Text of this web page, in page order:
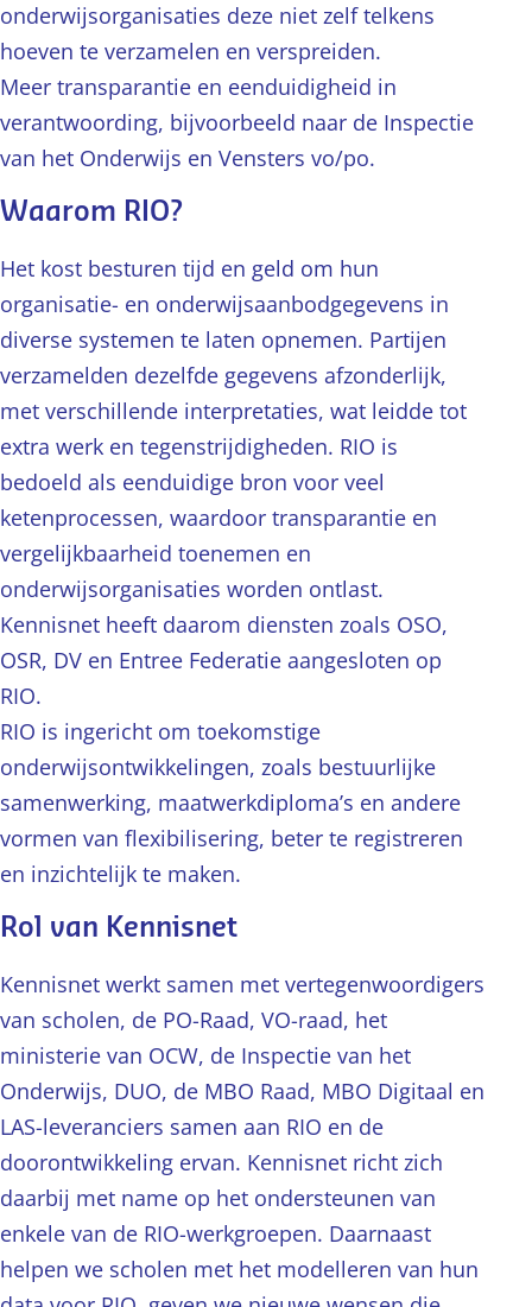
onderwijsorganisaties deze niet zelf telkens
hoeven te verzamelen en verspreiden.
Meer transparantie en eenduidigheid in
verantwoording, bijvoorbeeld naar de Inspectie
van het Onderwijs en Vensters vo/po.
Waarom RIO?
Het kost besturen tijd en geld om hun
organisatie- en onderwijsaanbodgegevens in
diverse systemen te laten opnemen. Partijen
verzamelden dezelfde gegevens afzonderlijk,
met verschillende interpretaties, wat leidde tot
extra werk en tegenstrijdigheden. RIO is
bedoeld als eenduidige bron voor veel
ketenprocessen, waardoor transparantie en
vergelijkbaarheid toenemen en
onderwijsorganisaties worden ontlast.
Kennisnet heeft daarom diensten zoals OSO,
OSR, DV en Entree Federatie aangesloten op
RIO.
RIO is ingericht om toekomstige
onderwijsontwikkelingen, zoals bestuurlijke
samenwerking, maatwerkdiploma’s en andere
vormen van flexibilisering, beter te registreren
en inzichtelijk te maken.
Rol van Kennisnet
Kennisnet werkt samen met vertegenwoordigers
van scholen, de PO-Raad, VO-raad, het
ministerie van OCW, de Inspectie van het
Onderwijs, DUO, de MBO Raad, MBO Digitaal en
LAS-leveranciers samen aan RIO en de
doorontwikkeling ervan. Kennisnet richt zich
daarbij met name op het ondersteunen van
enkele van de RIO-werkgroepen. Daarnaast
helpen we scholen met het modelleren van hun